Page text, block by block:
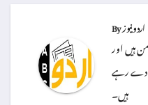
Byاردو نیوز
ہیں اور
دے رہے
ہیں۔